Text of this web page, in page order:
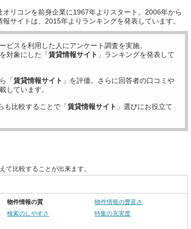
リコンを前身企業に1967年よりスタート。2006年から
サイトは、2015年よりランキングを発表しています。
ビスを利用した 人にアンケート調査を実施。
対象にした「賃貸情報サイト 」ランキングを発表して
「賃貸情報サイト 」を評価。さらに回答者の口コミや
しています。
も比較することで「賃貸情報サイト 」選びにお役立て
て比較することが出来ます。
物件情報の質
物件情報の豊富さ
検索のしやすさ
特集の充実度